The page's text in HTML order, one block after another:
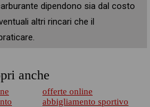
dipendono sia dal costo
altri rincari che il
anche
offerte online
abbigliamento sportivo